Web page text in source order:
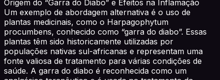
Origem do “Garra do Diabo” e Efeitos na Inflamação
Um exemplo de abordagem alternativa é o uso de
plantas medicinais, como o Harpagophytum
procumbens, conhecido como “garra do diabo”. Essas
plantas têm sido historicamente utilizadas por
populações nativas sul-africanas e representam uma
fonte valiosa de tratamento para várias condições de
saúde. A garra do diabo é reconhecida como um